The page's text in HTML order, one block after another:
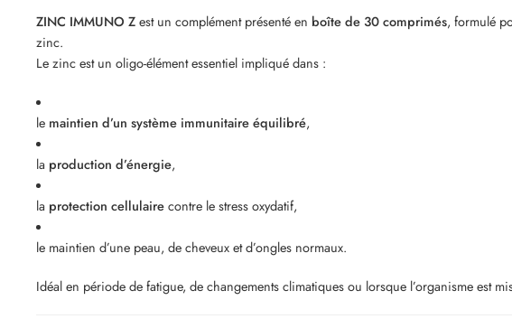
ZINC IMMUNO Zest un complément présenté en boîte de 30 comprimés, formulé
zinc.
Le zinc est un oligo-élément essentiel impliqué dans :
le maintien d’un système immunitaire équilibré,
la production d’énergie,
la protection cellulairecontre le stress oxydatif,
le maintien d’une peau, de cheveux et d’ongles normaux.
Idéal en période de fatigue, de changements climatiques ou lorsque l’organisme est